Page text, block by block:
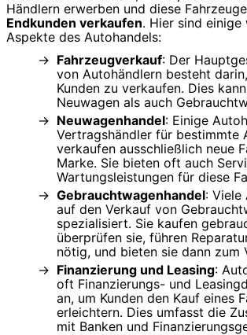
Händlern erwerben und diese
Endkunden verkaufen. Hier sind
Aspekte des Autohandels:
Fahrzeugverkauf: Der
von Autohändlern besteht
Kunden zu verkaufen. Dies
Neuwagen als auch
Neuwagenhandel: Einige
Vertragshändler für bestimmte
verkaufen ausschließlich neue
Marke. Sie bieten oft auch
Wartungsleistungen für diese
Gebrauchtwagenhandel: Viele
auf den Verkauf von
spezialisiert. Sie kaufen
überprüfen sie, führen
nötig, und bieten sie dann zum
Finanzierung und Leasing:
oft Finanzierungs- und
an, um Kunden den Kauf eines
erleichtern. Dies umfasst die
mit Banken und